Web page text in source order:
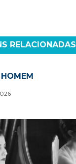
RELACIONADAS